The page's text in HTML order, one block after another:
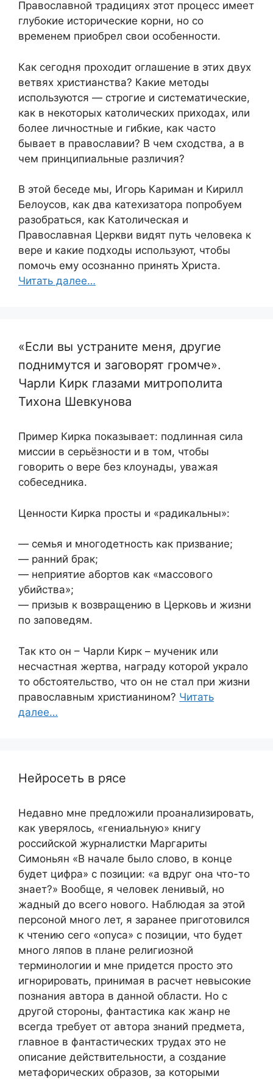
Православной традициях этот процесс имеет
глубокие исторические корни, но со
временем приобрел свои особенности.
Как сегодня проходит оглашение в этих двух
ветвях христианства? Какие методы
используются — строгие и систематические,
как в некоторых католических приходах, или
более личностные и гибкие, как часто
бывает в православии? В чем сходства, а в
чем принципиальные различия?
В этой беседе мы, Игорь Кариман и Кирилл
Белоусов, как два катехизатора попробуем
разобраться, как Католическая и
Православная Церкви видят путь человека к
вере и какие подходы используют, чтобы
помочь ему осознанно принять Христа.
Читать далее…
«Если вы устраните меня, другие
поднимутся и заговорят громче».
Чарли Кирк глазами митрополита
Тихона Шевкунова
Пример Кирка показывает: подлинная сила
миссии в серьёзности и в том, чтобы
говорить о вере без клоунады, уважая
собеседника.
Ценности Кирка просты и «радикальны»:
— семья и многодетность как призвание;
— ранний брак;
— неприятие абортов как «массового
убийства»;
— призыв к возвращению в Церковь и жизни
по заповедям.
Так кто он – Чарли Кирк – мученик или
несчастная жертва, награду которой украло
то обстоятельство, что он не стал при жизни
православным христианином? Читать
далее…
Нейросеть в рясе
Недавно мне предложили проанализировать,
как уверялось, «гениальную» книгу
российской журналистки Маргариты
Симоньян «В начале было слово, в конце
будет цифра» с позиции: «а вдруг она что-то
знает?» Вообще, я человек ленивый, но
жадный до всего нового. Наблюдая за этой
персоной много лет, я заранее приготовился
к чтению сего «опуса» с позиции, что будет
много ляпов в плане религиозной
терминологии и мне придется просто это
игнорировать, принимая в расчет невысокие
познания автора в данной области. Но с
другой стороны, фантастика как жанр не
всегда требует от автора знаний предмета,
главное в фантастических трудах это не
описание действительности, а создание
метафорических образов, за которыми